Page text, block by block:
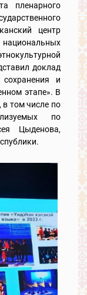
пленарного
центр
доклад
и
этапе». В
в том числе по
по
Цыденова,